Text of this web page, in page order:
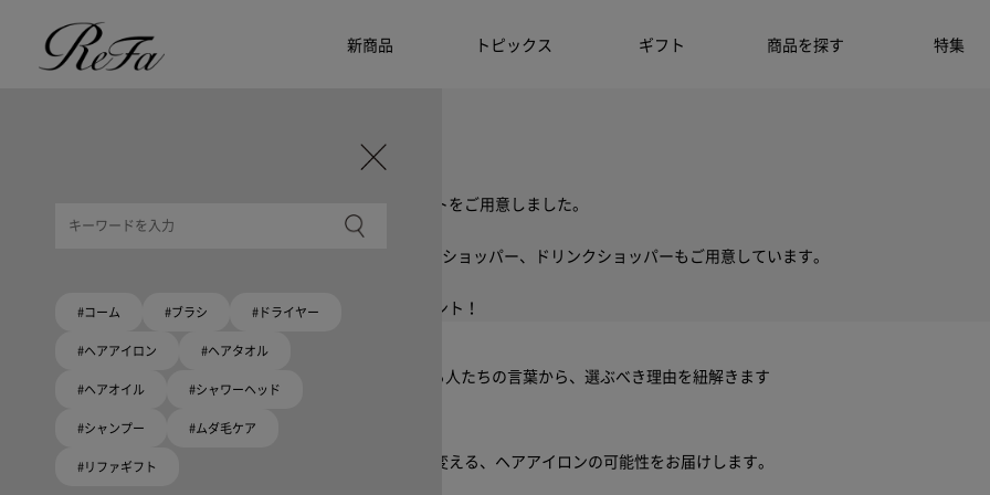
新商品 トピックス ギフト 商品を探す 特集
ReFa商品をご紹介します。プレゼント選びの参考に。
限定ラッピングバック・ショッパーまたはギフトスリーブセットをご用意しました。
大切な人への贈り物にリファオリジナルショッパー
リファロゴが入った、白色のショッパーを6サイズ、ピンク色のショッパー、ドリンクショッパーもご用意しています。
期間限定で対象商品のご購入でオリジナルショッパーをプレゼント！
Because ReFa | 上質な美しさを、妥協しない人へ
高機能ドライヤー Xモデルに宿る美学。上質な美しさを追求する人たちの言葉から、選ぶべき理由を紐解きます
いい髪めざす、大人たちへ。
髪がきれいって嬉しい。「でもヘアケアは大変」という概念を変える、ヘアアイロンの可能性をお届けします。
#コーム #ブラシ #ドライヤー
#ヘアアイロン #ヘアタオル
#ヘアオイル #シャワーヘッド
#シャンプー #ムダ毛ケア
#リファギフト